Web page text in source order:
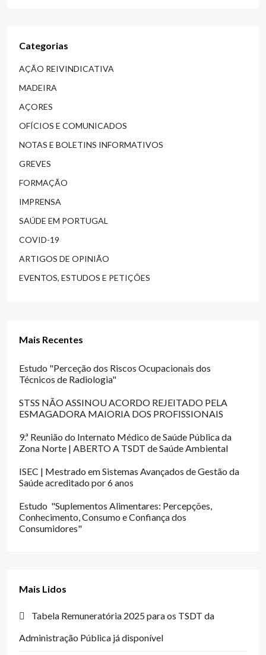
Categorias
AÇÃO REIVINDICATIVA
MADEIRA
AÇORES
OFÍCIOS E COMUNICADOS
NOTAS E BOLETINS INFORMATIVOS
GREVES
FORMAÇÃO
IMPRENSA
SAÚDE EM PORTUGAL
COVID-19
ARTIGOS DE OPINIÃO
EVENTOS, ESTUDOS E PETIÇÕES
Mais Recentes
Estudo "Perceção dos Riscos Ocupacionais dos
Técnicos de Radiologia"
STSS NÃO ASSINOU ACORDO REJEITADO PELA
ESMAGADORA MAIORIA DOS PROFISSIONAIS
9.ª Reunião do Internato Médico de Saúde Pública da
Zona Norte | ABERTO A TSDT de Saúde Ambiental
ISEC | Mestrado em Sistemas Avançados de Gestão da
Saúde acreditado por 6 anos
Estudo "Suplementos Alimentares: Percepções,
Conhecimento, Consumo e Confiança dos
Consumidores"
Mais Lidos
Tabela Remuneratória 2025 para os TSDT da
Administração Pública já disponível